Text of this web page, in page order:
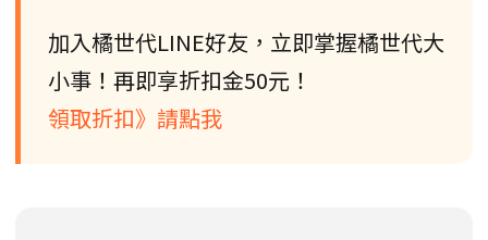
加入橘世代LINE好友，立即掌握橘世代大
小事！再即享折扣金50元！
領取折扣》請點我